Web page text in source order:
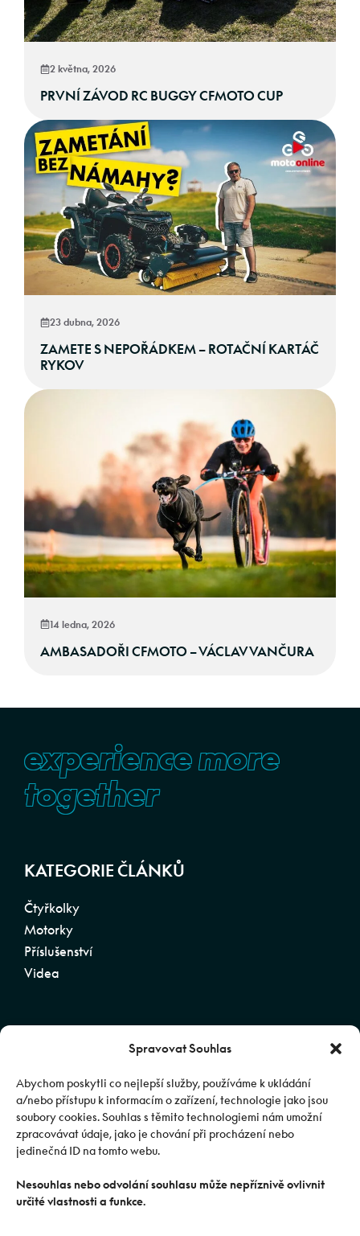
Spravovat Souhlas
Abychom poskytli co nejlepší služby, používáme k ukládání
a/nebo přístupu k informacím o zařízení, technologie jako jsou
soubory cookies. Souhlas s těmito technologiemi nám umožní
zpracovávat údaje, jako je chování při procházení nebo
jedinečná ID na tomto webu.
Nesouhlas nebo odvolání souhlasu může nepříznivě ovlivnit
určité vlastnosti a funkce.
2 května, 2026
PRVNÍ ZÁVOD RC BUGGY CFMOTO CUP
23 dubna, 2026
ZAMETE S NEPOŘÁDKEM – ROTAČNÍ KARTÁČ
RYKOV
14 ledna, 2026
AMBASADOŘI CFMOTO – VÁCLAV VANČURA
experience more
together
KATEGORIE ČLÁNKŮ
Čtyřkolky
Motorky
Příslušenství
Videa
SLEDUJTE CFMOTO
© 2025 Journeyman CZ s.r.o. Oficiální distributor
značky CFMOTO pro ČR a SR | Web spravuje